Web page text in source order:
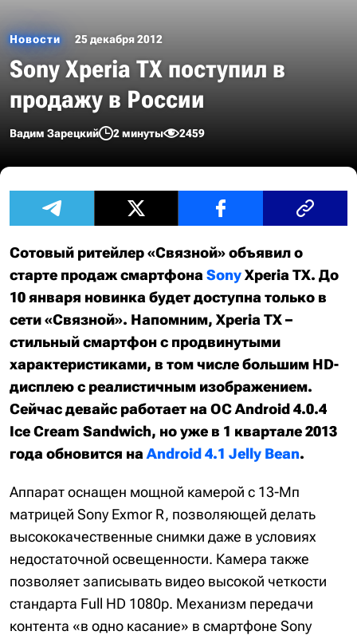
Новости 25 декабря 2012
Sony Xperia TX поступил в
продажу в России
Вадим Зарецкий 2 минуты 2459
Сотовый ритейлер «Связной» объявил о
старте продаж смартфона SonyXperia TX. До
10 января новинка будет доступна только в
сети «Связной». Напомним, Xperia ТХ –
стильный смартфон с продвинутыми
характеристиками, в том числе большим HD-
дисплею с реалистичным изображением.
Сейчас девайс работает на ОС Android 4.0.4
Ice Cream Sandwich, но уже в 1 квартале 2013
года обновится на Android 4.1 Jelly Bean.
Аппарат оснащен мощной камерой с 13-Мп
матрицей Sony Exmor R, позволяющей делать
высококачественные снимки даже в условиях
недостаточной освещенности. Камера также
позволяет записывать видео высокой четкости
стандарта Full HD 1080p. Механизм передачи
контента «в одно касание» в смартфоне Sony